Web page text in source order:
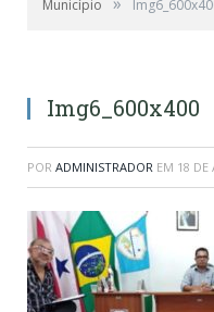
Município
Img6_600x400
POR ADMINISTRADOR EM 18 DE